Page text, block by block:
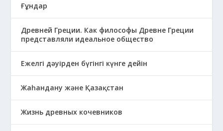
Ғұндар
Древней Греции. Как философы Древне Греции
представляли идеальное общество
Ежелгі дәуірден бүгінгі күнге дейін
Жаһандану және Қазақстан
Жизнь древных кочевников